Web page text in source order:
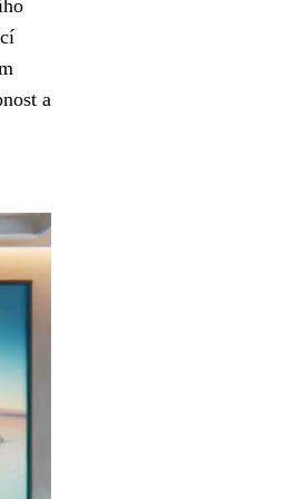
a